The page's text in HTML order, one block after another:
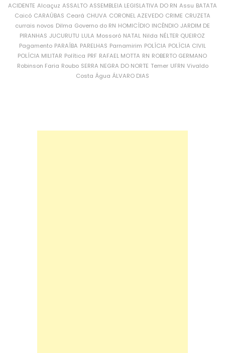
ACIDENTE Alcaçuz ASSALTO ASSEMBLEIA LEGISLATIVA DO RN Assu BATATA
Caicó CARAÚBAS Ceará CHUVA CORONEL AZEVEDO CRIME CRUZETA
currais novos Dilma Governo do RN HOMICÍDIO INCÊNDIO JARDIM DE
PIRANHAS JUCURUTU LULA Mossoró NATAL Nilda NÉLTER QUEIROZ
Pagamento PARAÍBA PARELHAS Parnamirim POLÍCIA POLÍCIA CIVIL
POLÍCIA MILITAR Política PRF RAFAEL MOTTA RN ROBERTO GERMANO
Robinson Faria Roubo SERRA NEGRA DO NORTE Temer UFRN Vivaldo
Costa Água ÁLVARO DIAS